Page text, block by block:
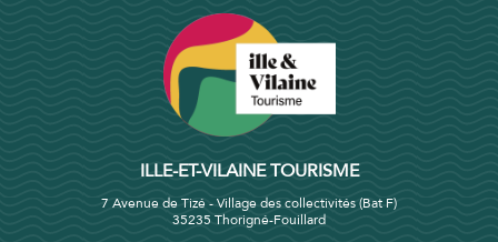
ILLE-ET-VILAINE TOURISME
7 Avenue de Tizé - Village des collectivités (Bat F)
35235 Thorigné-Fouillard